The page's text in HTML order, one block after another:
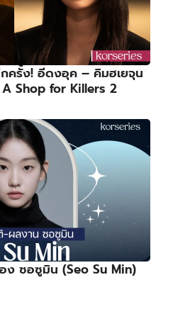
กครั้ง! อีดงอุค – คิมฮเยจุน
Shop for Killers 2
ง ซอซูมิน (Seo Su Min)